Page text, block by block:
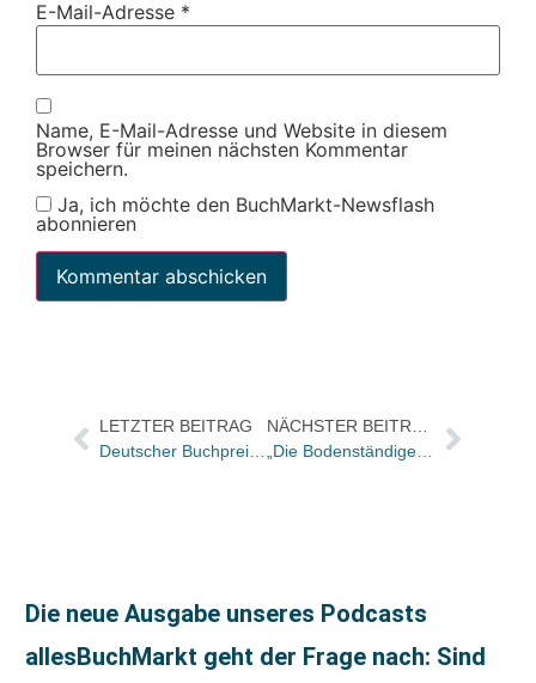
E-Mail-Adresse *
Name, E-Mail-Adresse und Website in diesem
Browser für meinen nächsten Kommentar
speichern.
Ja, ich möchte den BuchMarkt-Newsflash
abonnieren
LETZTER BEITRAG
Deutscher Buchpreis 2020: Das sind die sechs Finalisten
Die neue Ausgabe unseres Podcasts
allesBuchMarkt geht der Frage nach: Sind